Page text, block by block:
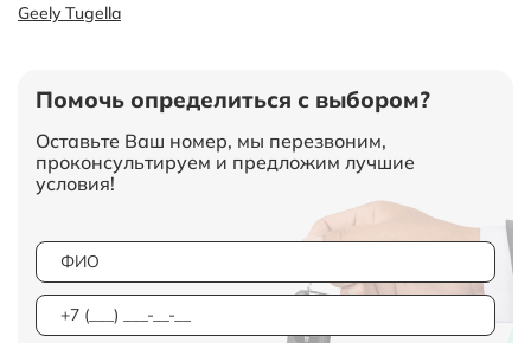
Geely Tugella
Помочь определиться с выбором?
Оставьте Ваш номер, мы перезвоним,
проконсультируем и предложим лучшие
условия!